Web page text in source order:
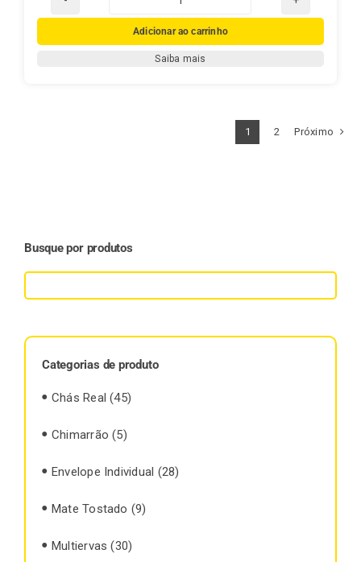
Chá
Real
de
Adicionar ao carrinho
Saiba mais
1 2 Próximo
Busque por produtos
Categorias de produto
Chás Real (45)
Chimarrão (5)
Envelope Individual (28)
Mate Tostado (9)
Multiervas (30)